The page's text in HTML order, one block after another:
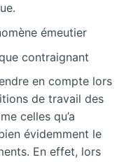
émeutier
contraignant
en compte lors
de travail des
celles qu’a
évidemment le
En effet, lors